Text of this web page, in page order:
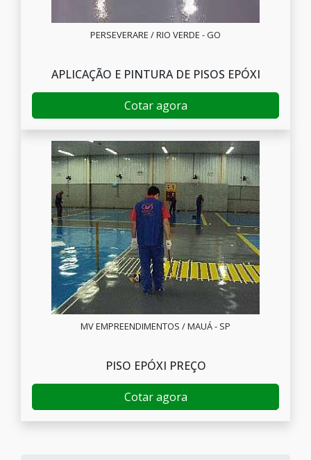
PERSEVERARE / RIO VERDE - GO
APLICAÇÃO E PINTURA DE PISOS EPÓXI
Cotar agora
MV EMPREENDIMENTOS / MAUÁ - SP
PISO EPÓXI PREÇO
Cotar agora